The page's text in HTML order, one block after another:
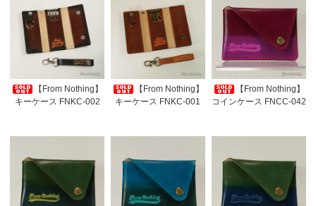
【From Nothing】
キーケース FNKC-002
【From Nothing】
キーケース FNKC-001
【From Nothing】
コインケース FNCC-042